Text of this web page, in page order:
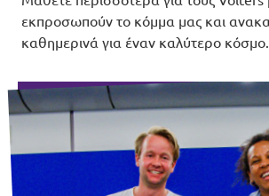
εκπροσωπούν το κόμμα μας και
καθημερινά για έναν καλύτερο κόσμο.